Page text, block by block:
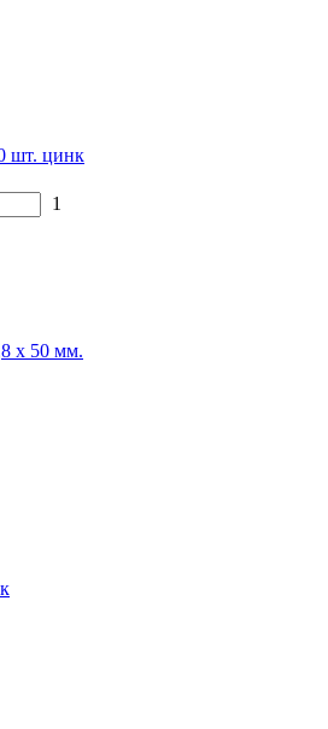
шт. цинк
1
х 50 мм.